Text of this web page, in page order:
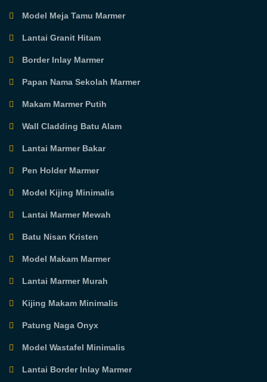
Model Meja Tamu Marmer
Lantai Granit Hitam
Border Inlay Marmer
Papan Nama Sekolah Marmer
Makam Marmer Putih
Wall Cladding Batu Alam
Lantai Marmer Bakar
Pen Holder Marmer
Model Kijing Minimalis
Lantai Marmer Mewah
Batu Nisan Kristen
Model Makam Marmer
Lantai Marmer Murah
Kijing Makam Minimalis
Patung Naga Onyx
Model Wastafel Minimalis
Lantai Border Inlay Marmer